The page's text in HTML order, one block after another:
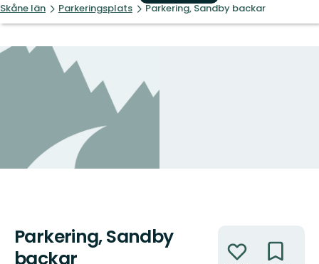
Skåne län Parkeringsplats Parkering, Sandby backar
Parkering, Sandby
backar